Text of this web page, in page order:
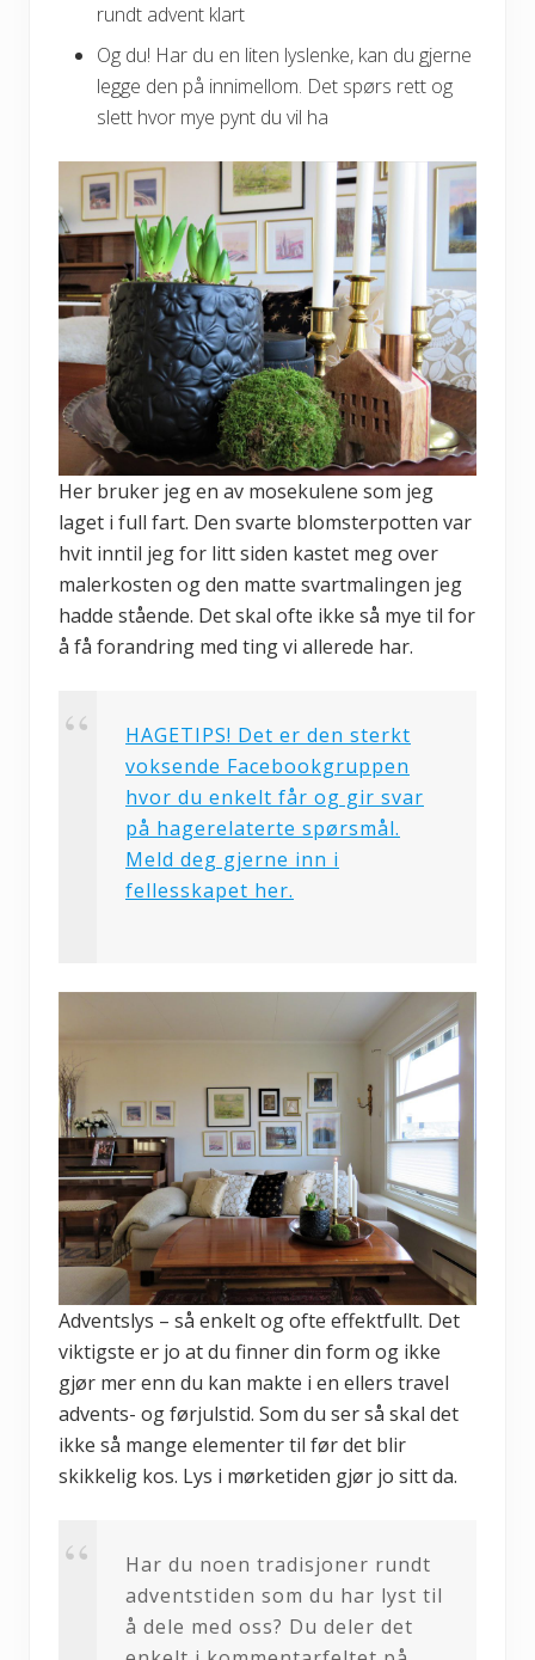
rundt advent klart
Og du! Har du en liten lyslenke, kan du gjerne
legge den på innimellom. Det spørs rett og
slett hvor mye pynt du vil ha
Her bruker jeg en av mosekulene som jeg
laget i full fart. Den svarte blomsterpotten var
hvit inntil jeg for litt siden kastet meg over
malerkosten og den matte svartmalingen jeg
hadde stående. Det skal ofte ikke så mye til for
å få forandring med ting vi allerede har.
HAGETIPS! Det er den sterkt
voksende Facebookgruppen
hvor du enkelt får og gir svar
på hagerelaterte spørsmål.
Meld deg gjerne inn i
fellesskapet her.
Adventslys – så enkelt og ofte effektfullt. Det
viktigste er jo at du finner din form og ikke
gjør mer enn du kan makte i en ellers travel
advents- og førjulstid. Som du ser så skal det
ikke så mange elementer til før det blir
skikkelig kos. Lys i mørketiden gjør jo sitt da.
Har du noen tradisjoner rundt
adventstiden som du har lyst til
å dele med oss? Du deler det